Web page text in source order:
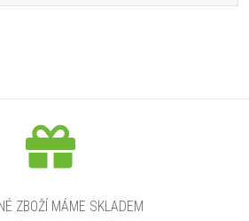
ZBOŽÍ MÁME SKLADEM